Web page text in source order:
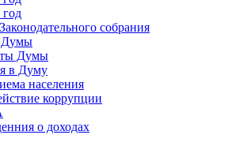
год
собрания
Думы
Думы
в Думу
населения
коррупции
о доходах